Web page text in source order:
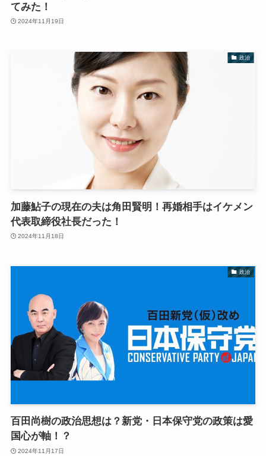
てみた！
2024年11月19日
政治
加藤鮎子の現在の夫は角田賢明！再婚相手はイケメン
代表取締役社長だった！
2024年11月18日
政治
百田尚樹の政治思想は？新党・日本保守党の政策は愛
国心が軸！？
2024年11月17日